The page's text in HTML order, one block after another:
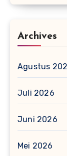
Archives
Agustus
Juli 2026
Juni 2026
Mei 2026